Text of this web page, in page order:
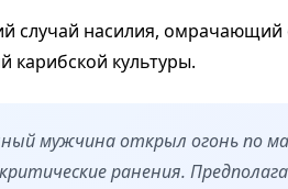
случай насилия,
карибской культуры.
мужчина открыл огонь по
ранения.